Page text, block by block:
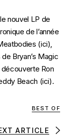
nouvel LP de
de l’année
(ici),
Bryan’s Magic
découverte Ron
Beach (ici).
BEST OF
ARTICLE